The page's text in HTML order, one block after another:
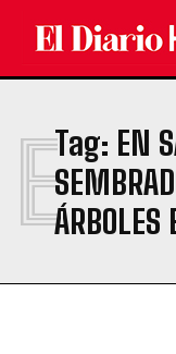
Tag: EN
ÁRBOLES
E